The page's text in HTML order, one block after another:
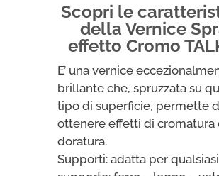
Scopri le
della Vernice
effetto Cromo
E’ una vernice
brillante che, spruzzata su
tipo di superficie, permette
ottenere effetti di cromatura
doratura.
Supporti: adatta per qualsiasi